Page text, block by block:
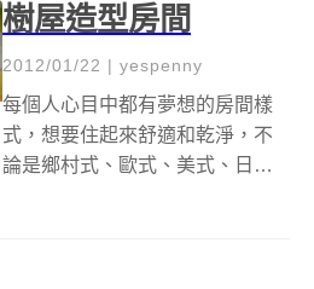
樹屋造型房間
2012/01/22 | yespenny
每個人心目中都有夢想的房間樣
式，想要住起來舒適和乾淨，不
論是鄉村式、歐式、美式、日